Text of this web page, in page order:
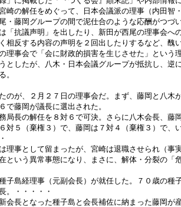
崎の解任をめぐって、日本会議派の理事（内田智
・藤岡グループの間で泥仕合のような応酬がつづ
抗議声明」を出したり、新田が西尾の理事会へ
相反する内容の声明を２回出したりするなど、醜
事会で「会に財政的損害を生じさせた」という
としたが、八木・日本会議グループが抵抗し、逆
。
が、２月２７日の理事会だ。まず、藤岡と八木
で藤岡が議長に選出された。
長の解任を８対６で可決。さらに八木会長、藤
対５（棄権３）で、藤岡は７対４（棄権３）で、
事として留まったが、宮崎は退職させられ（事
という異常事態になり、まさに、解体・分裂の「
島経理事（元副会長）が就任した。７０歳の種
。・・・・・
長となった種子島と会長補佐に納まった藤岡が